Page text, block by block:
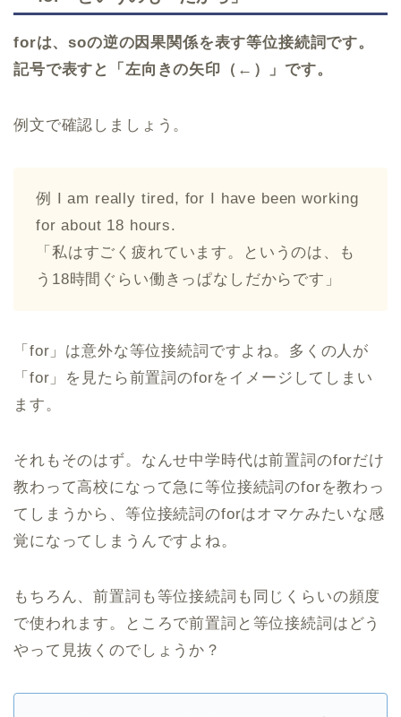
forは、soの逆の因果関係を表す等位接続詞です。
記号で表すと「左向きの矢印（←）」です。
例文で確認しましょう。
例 I am really tired, for I have been working
for about 18 hours.
「私はすごく疲れています。というのは、も
う18時間ぐらい働きっぱなしだからです」
「for」は意外な等位接続詞ですよね。多くの人が
「for」を見たら前置詞のforをイメージしてしまい
ます。
それもそのはず。なんせ中学時代は前置詞のforだけ
教わって高校になって急に等位接続詞のforを教わっ
てしまうから、等位接続詞のforはオマケみたいな感
覚になってしまうんですよね。
もちろん、前置詞も等位接続詞も同じくらいの頻度
で使われます。ところで前置詞と等位接続詞はどう
やって見抜くのでしょうか？